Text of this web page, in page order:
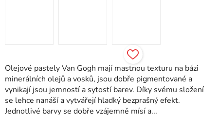
Olejové pastely Van Gogh mají mastnou texturu na bázi
minerálních olejů a vosků, jsou dobře pigmentované a
vynikají jsou jemností a sytostí barev. Díky svému složení
se lehce nanáší a vytvářejí hladký bezprašný efekt.
Jednotlivé barvy se dobře vzájemně mísí a...